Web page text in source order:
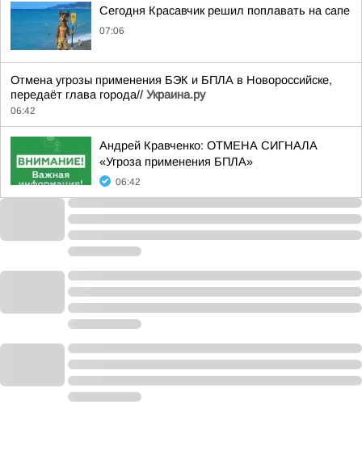
Сегодня Красавчик решил поплавать на сапе
07:06
Отмена угрозы применения БЭК и БПЛА в Новороссийске,
передаёт глава города// Украина.ру
06:42
Андрей Кравченко: ОТМЕНА СИГНАЛА
«Угроза применения БПЛА»
06:42